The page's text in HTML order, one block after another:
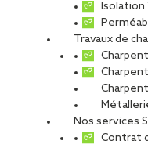
Isolation
Travaux de
Nos services
Contrat